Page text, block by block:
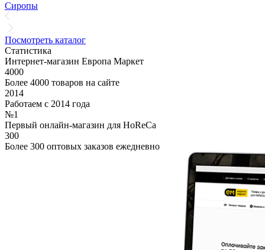
Сиропы
Посмотреть каталог
Статистика
Интернет-магазин Европа Маркет
4000
Более 4000 товаров на сайте
2014
Работаем с 2014 года
№1
Первый онлайн-магазин для HoReCa
300
Более 300 оптовых заказов ежедневно